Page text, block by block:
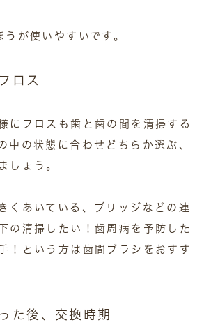
が使いやすいです。
ロス
にフロスも歯と歯の間を清掃する
中の状態に合わせどちらか選ぶ、
しょう。
くあいている、ブリッジなどの連
の清掃したい！歯周病を予防した
！という方は歯間ブラシをおすす
た後、交換時期